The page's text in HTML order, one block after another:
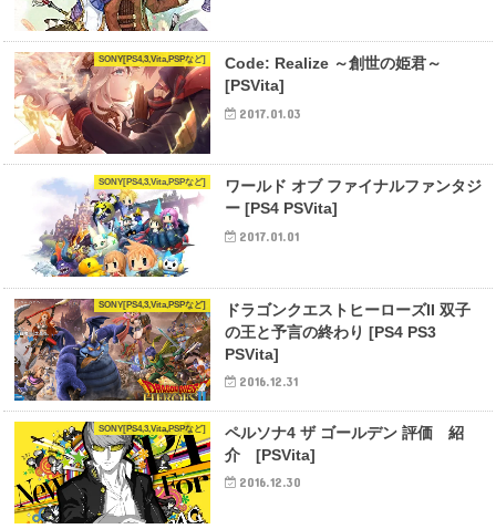
SONY[PS4,3,Vita,PSPなど]
Code: Realize ～創世の姫君～
[PSVita]
2017.01.03
SONY[PS4,3,Vita,PSPなど]
ワールド オブ ファイナルファンタジ
ー [PS4 PSVita]
2017.01.01
SONY[PS4,3,Vita,PSPなど]
ドラゴンクエストヒーローズII 双子
の王と予言の終わり [PS4 PS3
PSVita]
2016.12.31
SONY[PS4,3,Vita,PSPなど]
ペルソナ4 ザ ゴールデン 評価 紹
介 [PSVita]
2016.12.30